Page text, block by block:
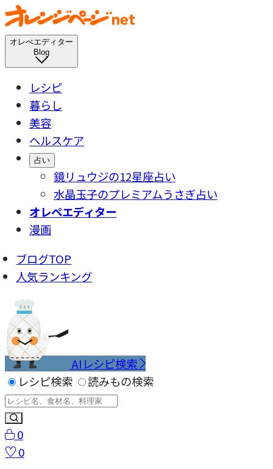
オレぺエディター
Blog
レシピ
暮らし
美容
ヘルスケア
占い
鏡リュウジの12星座占い
水晶玉子のプレミアムうさぎ占い
オレペエディター
漫画
ブログTOP
人気ランキング
AIレシピ検索
レシピ検索
読みもの検索
0
0